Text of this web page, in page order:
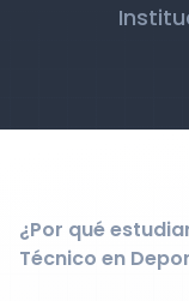
¿Por qué
Técnico en